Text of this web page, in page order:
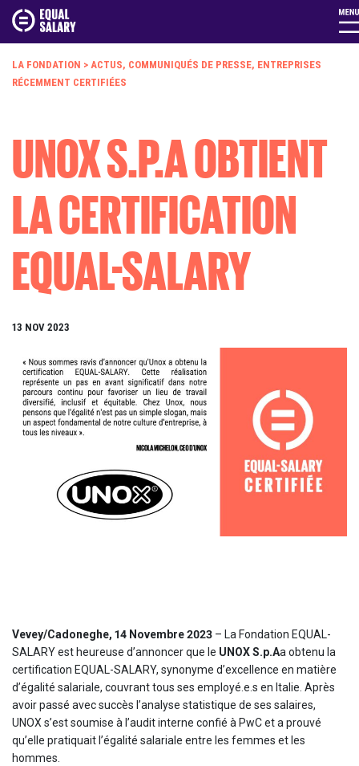
LA FONDATION > ACTUS, COMMUNIQUÉS DE PRESSE, ENTREPRISES
RÉCEMMENT CERTIFIÉES
UNOX S.P.A OBTIENT
LA CERTIFICATION
EQUAL-SALARY
13 NOV 2023
Vevey/Cadoneghe, 14 Novembre 2023 – La Fondation EQUAL-
SALARY est heureuse d’annoncer que le UNOX S.p.Aa obtenu la
certification EQUAL-SALARY, synonyme d’excellence en matière
d’égalité salariale, couvrant tous ses employé.e.s en Italie. Après
avoir passé avec succès l’analyse statistique de ses salaires,
UNOX s’est soumise à l’audit interne confié à PwC et a prouvé
qu’elle pratiquait l’égalité salariale entre les femmes et les
hommes.